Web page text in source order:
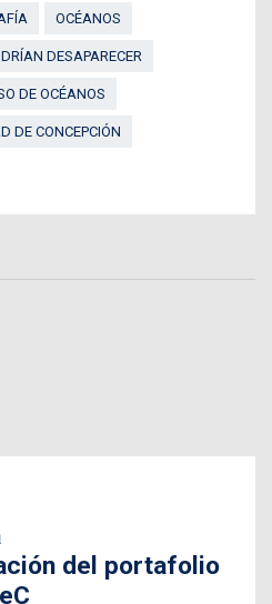
OCÉANOS
DESAPARECER
DE OCÉANOS
DE CONCEPCIÓN
del portafolio